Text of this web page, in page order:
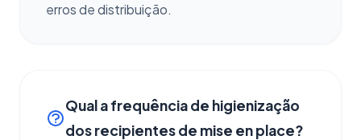
erros de distribuição.
Qual a frequência de higienização
dos recipientes de mise en place?